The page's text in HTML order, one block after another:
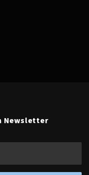
Newsletter